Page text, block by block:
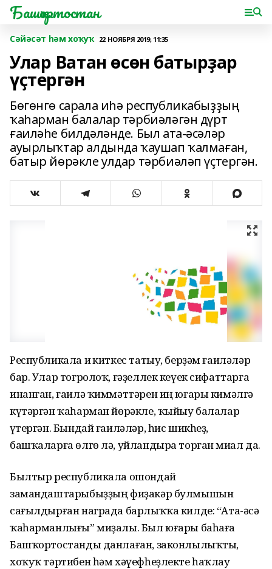
Башҡортостан
Сәйәсәт һәм хоҡуҡ 22 НОЯБРЯ 2019, 11:35
Улар Ватан өсөн батырҙар
үҫтергән
Бөгөнгө сарала иһә республикабыҙҙың
ҡаһарман балалар тәрбиәләгән дүрт
ғаиләһе билдәләнде. Был ата-әсәләр
ауырлыҡтар алдында ҡаушап ҡалмаған,
батыр йөрәкле улдар тәрбиәләп үҫтергән.
Республикала иҫ киткес татыу, берҙәм ғаиләләр
бар. Улар тоғролоҡ, ғәҙеллек кеүек сифаттарға
инанған, ғаилә ҡиммәттәрен иң юғары кимәлгә
күтәргән ҡаһарман йөрәкле, ҡыйыу балалар
үҫтергән. Бындай ғаиләләр, һис шикһеҙ,
башҡаларға өлгө лә, уйландыра торған миҫал да.
Былтыр республикала ошондай
замандаштарыбыҙҙың фиҙакәр булмышын
сағылдырған награда барлыҡҡа килде: “Ата-әсә
ҡаһарманлығы” миҙалы. Был юғары баһаға
Башҡортостанды данлаған, законлылыҡты,
хоҡуҡ тәртибен һәм хәүефһеҙлекте һаҡлау